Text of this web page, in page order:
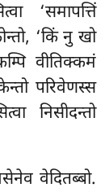
‘समापत्तिं
‘किं नु खो
वीतिक्कमं
परिवेणस्स
निसीदन्तो
वेदितब्बो.